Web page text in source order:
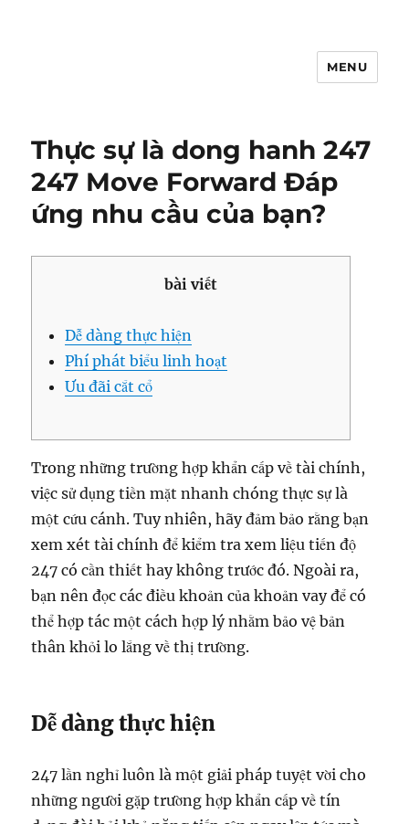
MENU
Thực sự là dong hanh 247
247 Move Forward Đáp
ứng nhu cầu của bạn?
bài viết
Dễ dàng thực hiện
Phí phát biểu linh hoạt
Ưu đãi cắt cổ
Trong những trường hợp khẩn cấp về tài chính,
việc sử dụng tiền mặt nhanh chóng thực sự là
một cứu cánh. Tuy nhiên, hãy đảm bảo rằng bạn
xem xét tài chính để kiểm tra xem liệu tiến độ
247 có cần thiết hay không trước đó.Ngoài ra,
bạn nên đọc các điều khoản của khoản vay để có
thể hợp tác một cách hợp lý nhằm bảo vệ bản
thân khỏi lo lắng về thị trường.
Dễ dàng thực hiện
247 lần nghỉ luôn là một giải pháp tuyệt vời cho
những người gặp trường hợp khẩn cấp về tín